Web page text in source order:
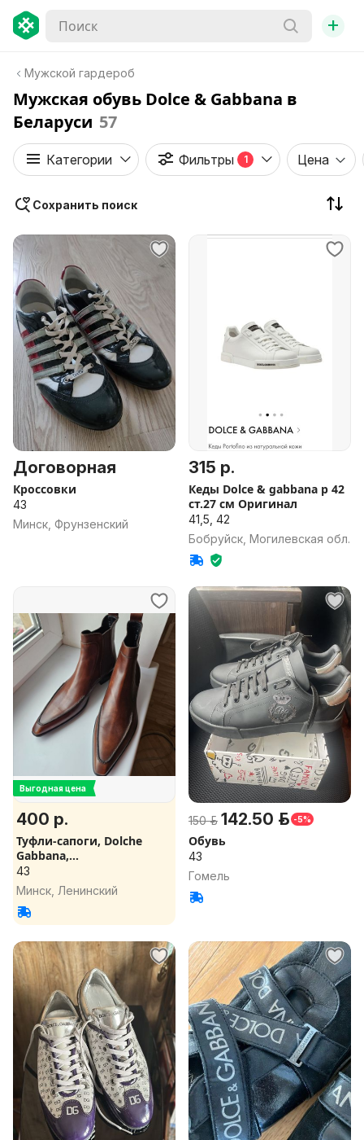
+
Мужской гардероб
Мужская обувь Dolce & Gabbana в
Беларуси 57
Категории Фильтры 1 Цена
Сохранить поиск
Договорная
Кроссовки
43
Минск, Фрунзенский
315 р.
Кеды Dolce & gabbana р 42
ст.27 см Оригинал
41,5, 42
Бобруйск, Могилевская обл.
Выгодная цена
400 р.
Туфли-сапоги, Dolche
Gabbana,
оригинал,43разм.
43
Минск, Ленинский
150 р. 142.50 р. -5%
Обувь
43
Гомель